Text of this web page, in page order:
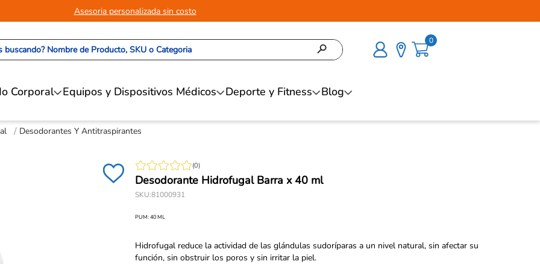
Asesoria personalizada sin costo
Nombre de Producto, SKU o Categoria 0
Corporal Equipos y Dispositivos Médicos Deporte y Fitness Blog
Desodorantes Y Antitraspirantes
(0)
Desodorante Hidrofugal Barra x 40 ml
SKU:81000931
PUM:40ML
Hidrofugal reduce la actividad de las glándulas sudoríparas a un nivel natural, sin afectar su
función, sin obstruir los poros y sin irritar la piel.